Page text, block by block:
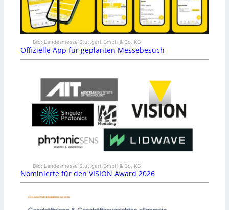
Bild: Landesmesse Stuttgart GmbH & Co. KG
Offizielle App für geplanten Messebesuch
Bild: Landesmesse Stuttgart GmbH & Co. KG
Nominierte für den VISION Award 2026